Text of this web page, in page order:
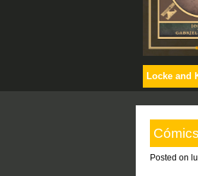
Locke and
Posted on